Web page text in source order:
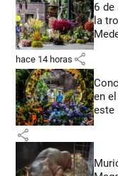
6 de
la
hace 14 horas share
en
este
share